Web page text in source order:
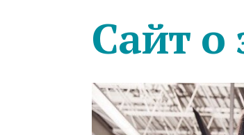
Сайт о